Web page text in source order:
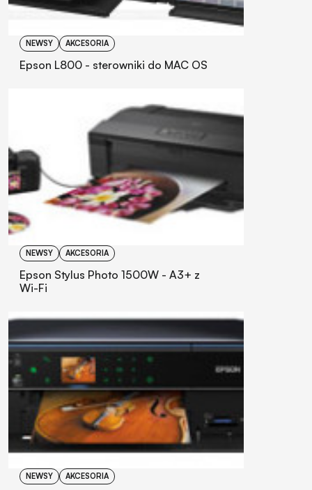
NEWSY AKCESORIA
Epson L800 - sterowniki do MAC OS
NEWSY AKCESORIA
Epson Stylus Photo 1500W - A3+ z
Wi-Fi
NEWSY AKCESORIA